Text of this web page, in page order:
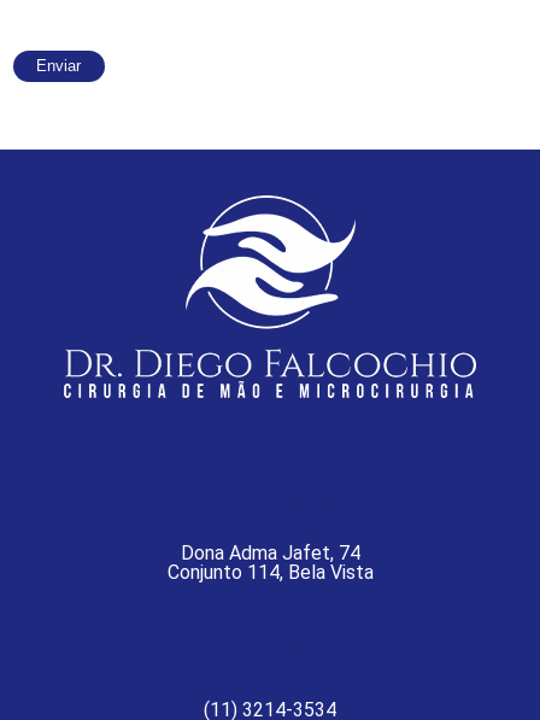
Dona Adma Jafet, 74
Conjunto 114, Bela Vista
(11) 3214-3534